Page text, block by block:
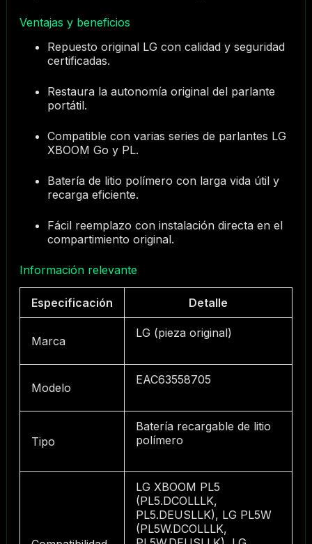
Ventajas y beneficios
Repuesto original LG con calidad y seguridad
certificadas.
Restaura la autonomía original del parlante
portátil.
Compatible con varias series de parlantes LG
XBOOM Go y PL.
Batería de litio polímero con larga vida útil y
recarga eficiente.
Fácil reemplazo con instalación directa en el
compartimiento original.
Información relevante
Especificación Detalle
Marca
LG (pieza original)
Modelo
EAC63558705
Tipo
Batería recargable de litio
polímero
LG XBOOM PL5
(PL5.DCOLLLK,
PL5.DEUSLLK), LG PL5W
(PL5W.DCOLLLK,